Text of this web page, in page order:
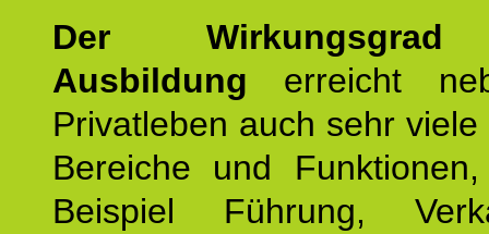
Der
Ausbildung erreicht
Privatleben auch sehr
Bereiche und
Beispiel Führung,